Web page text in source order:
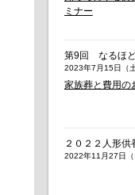
ミナー
第9回 なるほ
2023年7月15日（
家族葬と費用の
２０２２人形供
2022年11月27日